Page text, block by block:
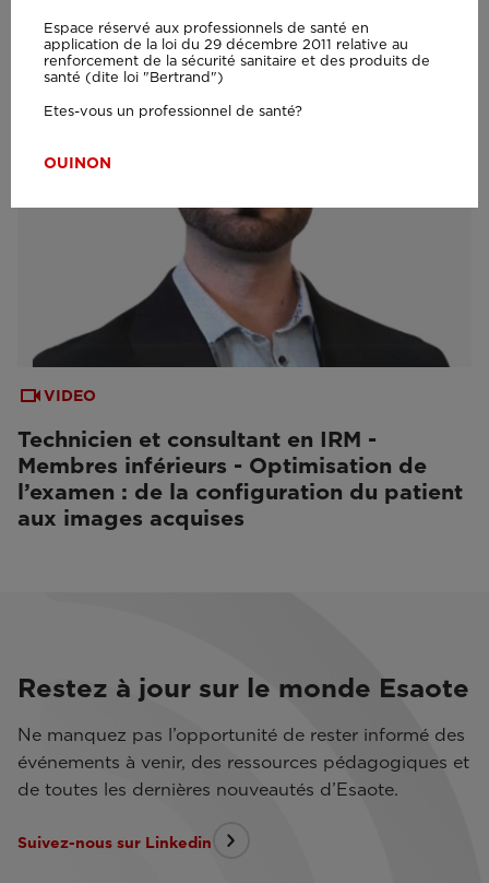
VIDEO
Technicien et consultant en IRM -
Membres inférieurs - Optimisation de
l’examen : de la configuration du patient
aux images acquises
Restez à jour sur le monde Esaote
Ne manquez pas l’opportunité de rester informé des
événements à venir, des ressources pédagogiques et
de toutes les dernières nouveautés d’Esaote.
Suivez-nous sur Linkedin
Espace réservé aux professionnels de santé en
application de la loi du 29 décembre 2011 relative au
renforcement de la sécurité sanitaire et des produits de
santé (dite loi "Bertrand")
Etes-vous un professionnel de santé?
OUINON